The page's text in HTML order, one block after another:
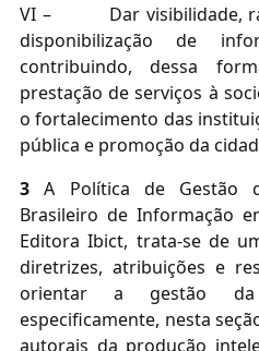
VI –
Dar visibilidade,
disponibilização de
contribuindo, dessa
prestação de serviços à
o fortalecimento das
pública e promoção da
3 A Política de Gestão
Brasileiro de Informação
Editora Ibict, trata-se de
diretrizes, atribuições e
orientar a gestão
especificamente, nesta
autorais da produção